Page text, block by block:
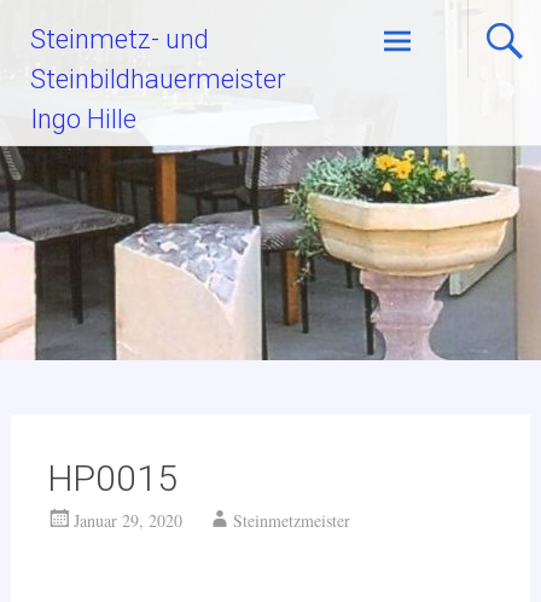
Steinmetz- und
Steinbildhauermeister
Ingo Hille
Zum
Inhalt
HP0015
Januar 29, 2020 Steinmetzmeister